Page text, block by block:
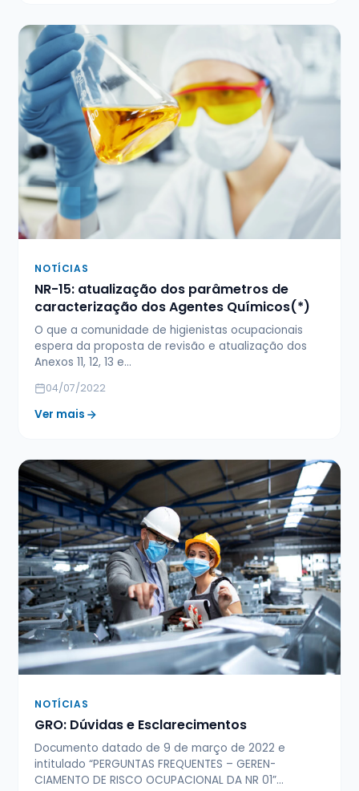
NOTÍCIAS
NR-15: atualização dos parâmetros de
caracterização dos Agentes Químicos(*)
O que a comunidade de higienistas ocupacionais
espera da proposta de revisão e atualização dos
Anexos 11, 12, 13 e…
04/07/2022
Ver mais
NOTÍCIAS
GRO: Dúvidas e Esclarecimentos
Documento datado de 9 de março de 2022 e
intitulado “PERGUNTAS FREQUENTES – GEREN­
CIAMENTO DE RISCO OCUPACIONAL DA NR 01”…